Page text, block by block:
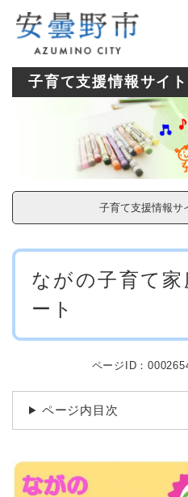
メニューを飛
子育て支援情報サイト
子育て支援情報サ
本
ながの子育て
ート
ページID：
ページ内目次